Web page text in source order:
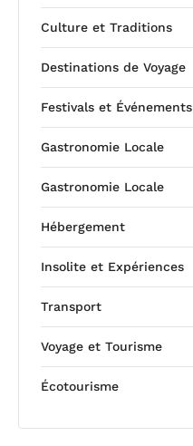
Culture et Traditions
Destinations de Voyage
Festivals et Événements
Gastronomie Locale
Gastronomie Locale
Hébergement
Insolite et Expériences
Transport
Voyage et Tourisme
Écotourisme